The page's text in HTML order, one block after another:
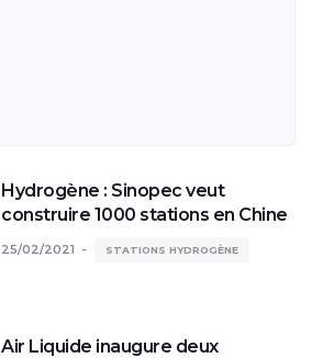
Hydrogène : Sinopec veut
construire 1000 stations en Chine
25/02/2021 STATIONS HYDROGÈNE
Air Liquide inaugure deux